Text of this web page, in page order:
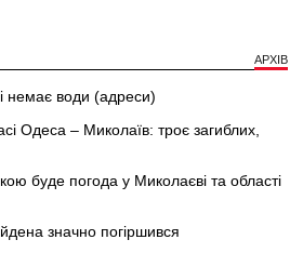
АРХІВ
немає води (адреси)
Одеса – Миколаїв: троє загиблих,
буде погода у Миколаєві та області
значно погіршився